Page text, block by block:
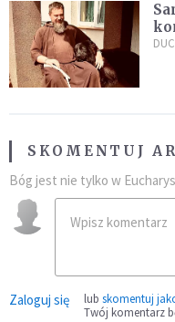
SKOMENTUJ
Bóg jest nie tylko w
Zaloguj się lub skomentuj
Twój komentarz